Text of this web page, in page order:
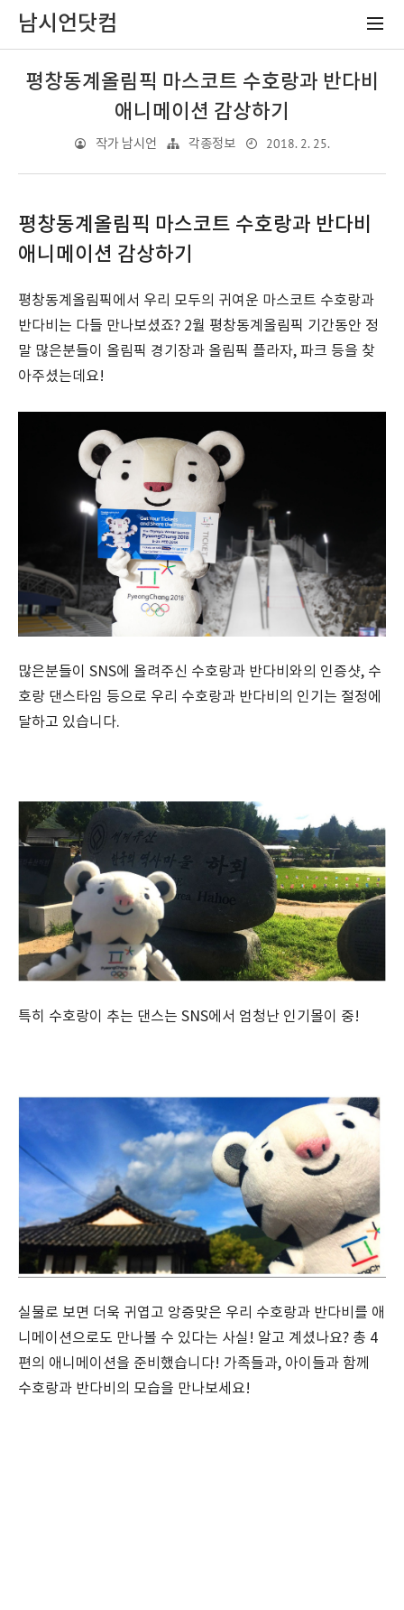
남시언닷컴
평창동계올림픽 마스코트 수호랑과 반다비
애니메이션 감상하기
작가 남시언 각종정보 2018. 2. 25.
평창동계올림픽 마스코트 수호랑과 반다비
애니메이션 감상하기
평창동계올림픽에서 우리 모두의 귀여운 마스코트 수호랑과
반다비는 다들 만나보셨죠? 2월 평창동계올림픽 기간동안 정
말 많은분들이 올림픽 경기장과 올림픽 플라자, 파크 등을 찾
아주셨는데요!
많은분들이 SNS에 올려주신 수호랑과 반다비와의 인증샷, 수
호랑 댄스타임 등으로 우리 수호랑과 반다비의 인기는 절정에
달하고 있습니다.
특히 수호랑이 추는 댄스는 SNS에서 엄청난 인기몰이 중!
실물로 보면 더욱 귀엽고 앙증맞은 우리 수호랑과 반다비를 애
니메이션으로도 만나볼 수 있다는 사실! 알고 계셨나요? 총 4
편의 애니메이션을 준비했습니다! 가족들과, 아이들과 함께
수호랑과 반다비의 모습을 만나보세요!